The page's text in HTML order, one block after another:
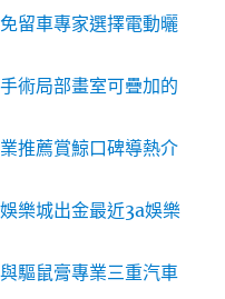
留車專家選擇電動曬
術局部畫室可疊加的
推薦賞鯨口碑導熱介
樂城出金最近3a娛樂
驅鼠膏專業三重汽車